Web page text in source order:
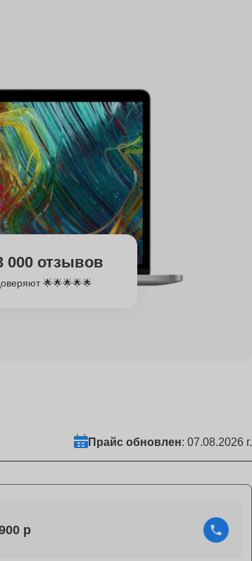
000 отзывов
🌟🌟🌟🌟🌟
Прайс обновлен: 07.08.2026 г.